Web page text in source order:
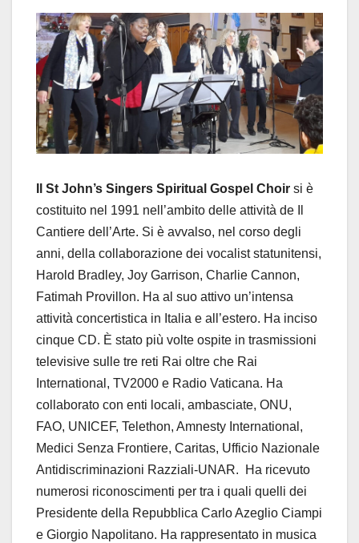
Il St John’s Singers Spiritual Gospel Choir si è
costituito nel 1991 nell’ambito delle attività de Il
Cantiere dell’Arte. Si è avvalso, nel corso degli
anni, della collaborazione dei vocalist statunitensi,
Harold Bradley, Joy Garrison, Charlie Cannon,
Fatimah Provillon. Ha al suo attivo un’intensa
attività concertistica in Italia e all’estero. Ha inciso
cinque CD. È stato più volte ospite in trasmissioni
televisive sulle tre reti Rai oltre che Rai
International, TV2000 e Radio Vaticana. Ha
collaborato con enti locali, ambasciate, ONU,
FAO, UNICEF, Telethon, Amnesty International,
Medici Senza Frontiere, Caritas, Ufficio Nazionale
Antidiscriminazioni Razziali-UNAR. Ha ricevuto
numerosi riconoscimenti per tra i quali quelli dei
Presidente della Repubblica Carlo Azeglio Ciampi
e Giorgio Napolitano. Ha rappresentato in musica